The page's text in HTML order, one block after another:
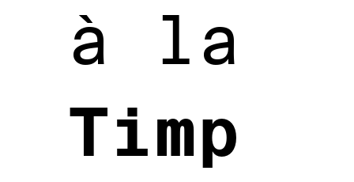
à la
Timp